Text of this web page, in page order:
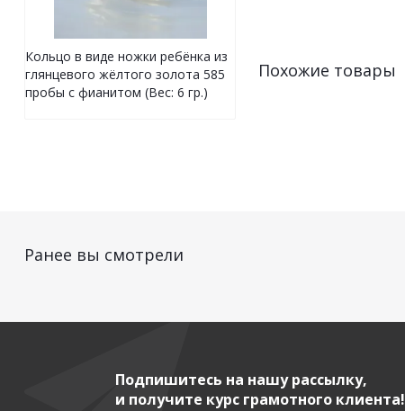
Похожие товары
Кольцо в виде ножки ребёнка из
глянцевого жёлтого золота 585
пробы с фианитом (Вес: 6 гр.)
Ранее вы смотрели
Подпишитесь на нашу рассылку,
и получите курс грамотного клиента!